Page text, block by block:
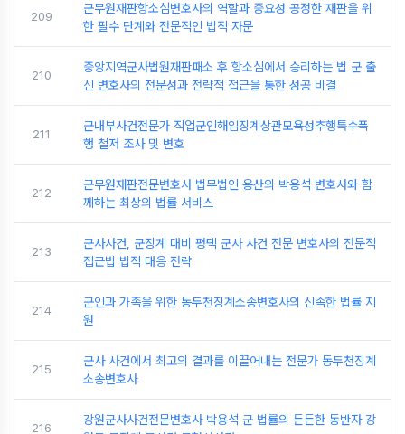
209
군무원재판항소심변호사의 역할과 중요성 공정한 재판을 위
한 필수 단계와 전문적인 법적 자문
210
중앙지역군사법원재판패소 후 항소심에서 승리하는 법 군 출
신 변호사의 전문성과 전략적 접근을 통한 성공 비결
211
군내부사건전문가 직업군인해임징계상관모욕성추행특수폭
행 철저 조사 및 변호
212
군무원재판전문변호사 법무법인 용산의 박용석 변호사와 함
께하는 최상의 법률 서비스
213
군사사건, 군징계 대비 평택 군사 사건 전문 변호사의 전문적
접근법 법적 대응 전략
214
군인과 가족을 위한 동두천징계소송변호사의 신속한 법률 지
원
215
군사 사건에서 최고의 결과를 이끌어내는 전문가 동두천징계
소송변호사
216
강원군사사건전문변호사 박용석 군 법률의 든든한 동반자 강